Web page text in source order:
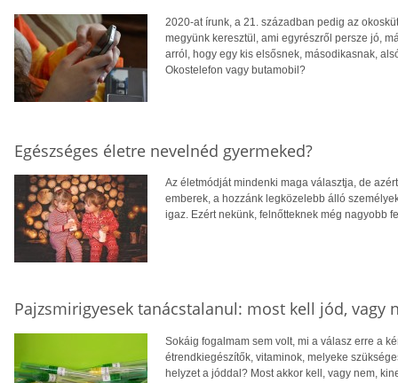
2020-at írunk, a 21. században pedig az
megyünk keresztül, ami egyrészről persze jó,
arról, hogy egy kis elsősnek, másodikasnak,
Okostelefon vagy butamobil?
Egészséges életre nevelnéd gyermeked?
Az életmódját mindenki maga választja, de
emberek, a hozzánk legközelebb álló
igaz. Ezért nekünk, felnőtteknek még nagyobb
Pajzsmirigyesek tanácstalanul: most kell jód, vagy
Sokáig fogalmam sem volt, mi a válasz erre a
étrendkiegészítők, vitaminok, melyeke
helyzet a jóddal? Most akkor kell, vagy nem,